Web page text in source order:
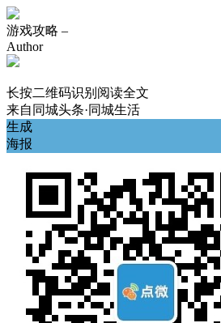
游戏攻略 –
Author
长按二维码识别阅读全文
来自 同城头条·同城生活
生成
海报